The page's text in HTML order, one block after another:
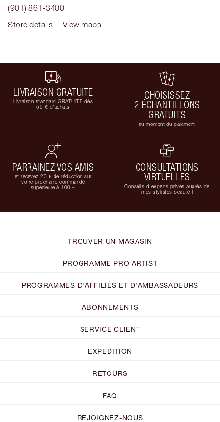
(901) 861-3400
Store details
View maps
LIVRAISON GRATUITE
Livraison standard GRATUITE dès
59 € d'achats
CHOISISSEZ
2 ÉCHANTILLONS
GRATUITS
au moment du paiement
PARRAINEZ VOS AMIS
et recevez 20 € de réduction sur
votre prochaine commande
supérieure à 100 €
CONSULTATIONS
VIRTUELLES
Conseils d'experts privés auprès de
mes stylistes beauté !
TROUVER UN MAGASIN
PROGRAMME PRO ARTIST
PROGRAMMES D'AFFILIÉS ET D'AMBASSADEURS
ABONNEMENTS
SERVICE CLIENT
EXPÉDITION
RETOURS
FAQ
REJOIGNEZ-NOUS